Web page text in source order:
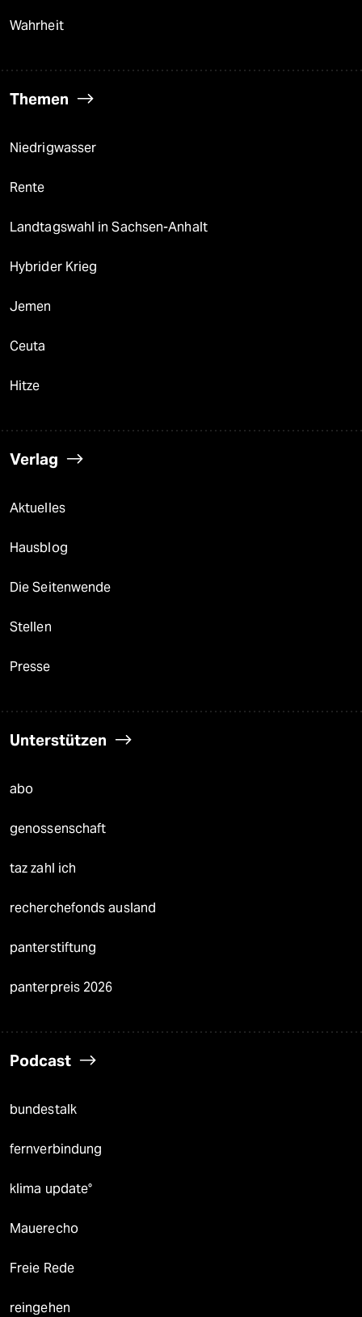
Wahrheit
Themen
Niedrigwasser
Rente
Landtagswahl in Sachsen-Anhalt
Hybrider Krieg
Jemen
Ceuta
Hitze
Verlag
Aktuelles
Hausblog
Die Seitenwende
Stellen
Presse
Unterstützen
abo
genossenschaft
taz zahl ich
recherchefonds ausland
panterstiftung
panterpreis 2026
Podcast
bundestalk
fernverbindung
klima update°
Mauerecho
Freie Rede
reingehen